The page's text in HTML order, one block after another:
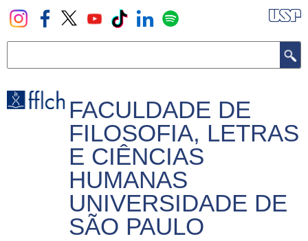
Pular
para
principal
FACULDADE DE
FILOSOFIA, LETRAS
E CIÊNCIAS
HUMANAS
UNIVERSIDADE DE
SÃO PAULO